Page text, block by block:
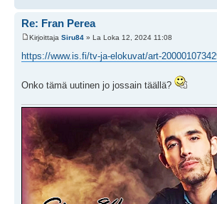
Re: Fran Perea
Kirjoittaja Siru84 » La Loka 12, 2024 11:08
https://www.is.fi/tv-ja-elokuvat/art-
Onko tämä uutinen jo jossain täällä?